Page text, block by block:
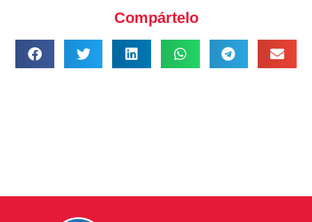
Compártelo